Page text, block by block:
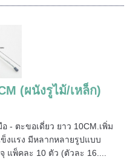
(ผนังรูไม้/เหล็ก)
- ตะขอเดี่ยว ยาว 10CM.เพิ่ม
งแรง มีหลากหลายรูปแบบ
แพ็คละ 10 ตัว (ตัวละ 16....